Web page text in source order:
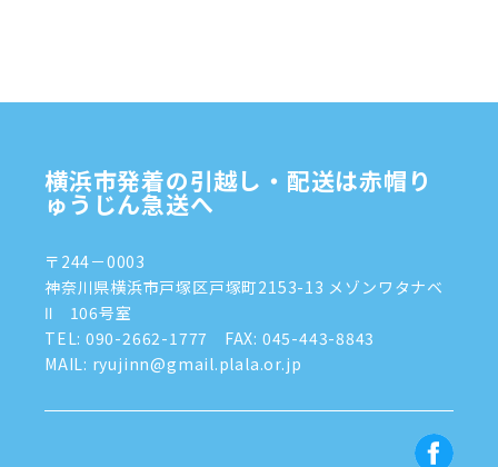
2024年9月(2)
2024年7月
(8)
2024年5月(2)
2024年4月(3)
2024年3月(8)
2024年1月(3)
横浜市発着の引越し・配送は赤帽り
ゅうじん急送へ
〒244－0003
神奈川県横浜市戸塚区戸塚町2153-13 メゾンワタナベ
Ⅱ 106号室
TEL: 090-2662-1777
FAX: 045-443-8843
MAIL: ryujinn@gmail.plala.or.jp